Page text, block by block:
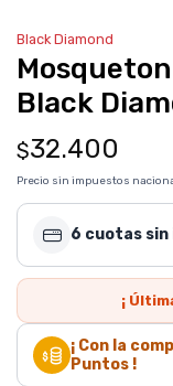
Black Diamond
Black
$32.400
Precio sin impuestos
6 cuotas
¡
¡ Con la
Puntos !